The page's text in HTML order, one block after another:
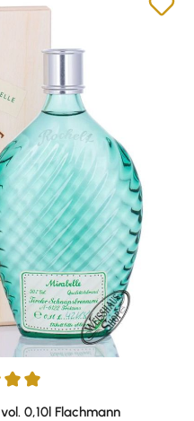
5 von 5 Sternen
0,10l Flachmann